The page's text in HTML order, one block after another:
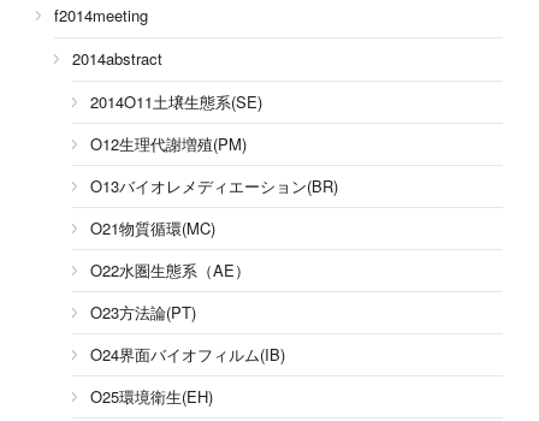
f2014meeting
2014abstract
2014O11土壌生態系(SE)
O12生理代謝増殖(PM)
O13バイオレメディエーション(BR)
O21物質循環(MC)
O22水圏生態系（AE）
O23方法論(PT)
O24界面バイオフィルム(IB)
O25環境衛生(EH)